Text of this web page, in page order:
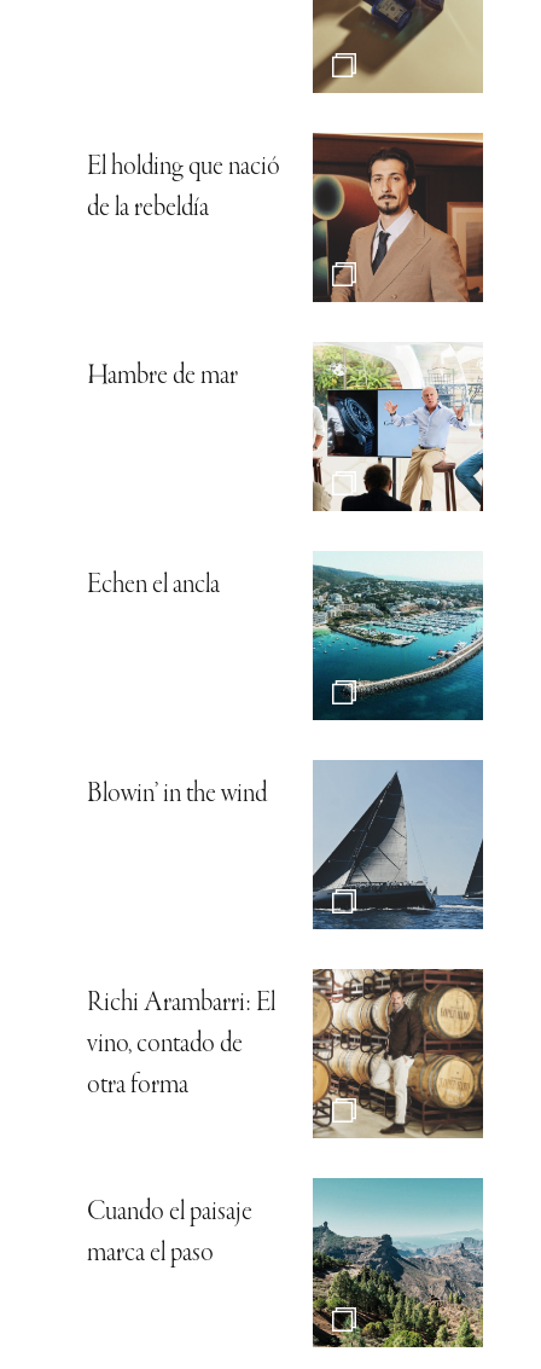
El holding que nació
de la rebeldía
Hambre de mar
Echen el ancla
Blowin’ in the wind
Richi Arambarri: El
vino, contado de
otra forma
Cuando el paisaje
marca el paso